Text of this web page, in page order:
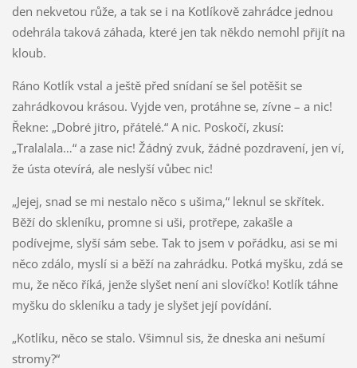
den nekvetou růže, a tak se i na Kotlíkově zahrádce jednou
odehrála taková záhada, které jen tak někdo nemohl přijít na
kloub.
Ráno Kotlík vstal a ještě před snídaní se šel potěšit se
zahrádkovou krásou. Vyjde ven, protáhne se, zívne – a nic!
Řekne: „Dobré jitro, přátelé.“ A nic. Poskočí, zkusí:
„Tralalala…“ a zase nic! Žádný zvuk, žádné pozdravení, jen ví,
že ústa otevírá, ale neslyší vůbec nic!
„Jejej, snad se mi nestalo něco s ušima,“ leknul se skřítek.
Běží do skleníku, promne si uši, protřepe, zakašle a
podívejme, slyší sám sebe. Tak to jsem v pořádku, asi se mi
něco zdálo, myslí si a běží na zahrádku. Potká myšku, zdá se
mu, že něco říká, jenže slyšet není ani slovíčko! Kotlík táhne
myšku do skleníku a tady je slyšet její povídání.
„Kotlíku, něco se stalo. Všimnul sis, že dneska ani nešumí
stromy?“